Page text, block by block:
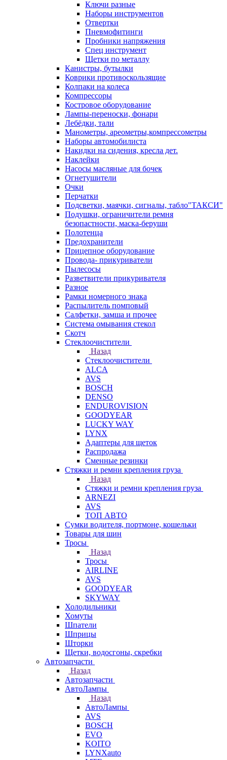
Ключи разные
Наборы инструментов
Отвертки
Пневмофитинги
Пробники напряжения
Спец инструмент
Щетки по металлу
Канистры, бутылки
Коврики противоскользящие
Колпаки на колеса
Компрессоры
Костровое оборудование
Лампы-переноски, фонари
Лебёдки, тали
Манометры, ареометры,компрессометры
Наборы автомобилиста
Накидки на сидения, кресла дет.
Наклейки
Насосы масляные для бочек
Огнетушители
Очки
Перчатки
Подсветки, маячки, сигналы, табло"ТАКСИ"
Подушки, ограничители ремня
безопастности, маска-беруши
Полотенца
Предохранители
Прицепное оборудование
Провода- прикуриватели
Пылесосы
Разветвители прикуривателя
Разное
Рамки номерного знака
Распылитель помповый
Салфетки, замша и прочее
Система омывания стекол
Скотч
Стеклоочистители
Назад
Стеклоочистители
ALCA
AVS
BOSCH
DENSO
ENDUROVISION
GOODYEAR
LUCKY WAY
LYNX
Адаптеры для щеток
Распродажа
Сменные резинки
Стяжки и ремни крепления груза
Назад
Стяжки и ремни крепления груза
ARNEZI
AVS
ТОП АВТО
Сумки водителя, портмоне, кошельки
Товары для шин
Тросы
Назад
Тросы
AIRLINE
AVS
GOODYEAR
SKYWAY
Холодильники
Хомуты
Шпатели
Шприцы
Шторки
Щетки, водосгоны, скребки
Автозапчасти
Назад
Автозапчасти
АвтоЛампы
Назад
АвтоЛампы
AVS
BOSCH
EVO
KOITO
LYNXauto